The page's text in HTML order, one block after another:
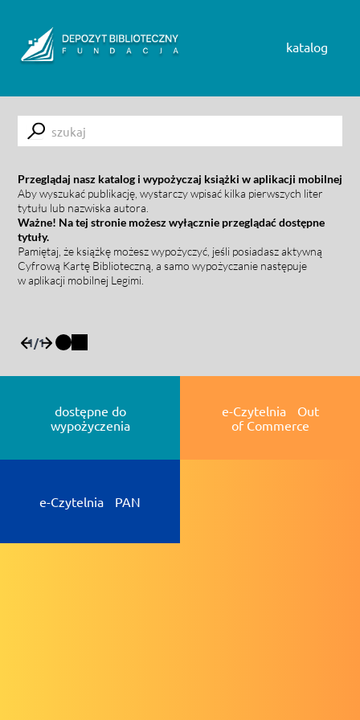
katalog
Submit
Przeglądaj nasz katalog i wypożyczaj książki w aplikacji mobilnej
Aby wyszukać publikację, wystarczy wpisać kilka pierwszych liter
tytułu lub nazwiska autora.
Ważne! Na tej stronie możesz wyłącznie przeglądać dostępne
tytuły.
Pamiętaj, że książkę możesz wypożyczyć, jeśli posiadasz aktywną
Cyfrową Kartę Biblioteczną, a samo wypożyczanie następuje
w aplikacji mobilnej Legimi.
1/1
dostępne do
wypożyczenia
e-Czytelnia Out
of Commerce
e-Czytelnia PAN